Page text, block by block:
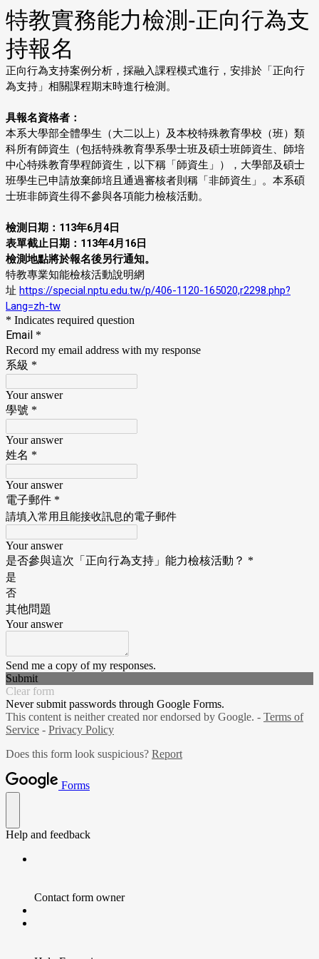
特教實務能力檢測-正向行為支
持報名
正向行為支持案例分析，採融入課程模式進行，安排於「正向行
為支持」相關課程期末時進行檢測。
具報名資格者：
本系大學部全體學生（大二以上）及本校特殊教育學校（班）類
科所有師資生（包括特殊教育學系學士班及碩士班師資生、師培
中心特殊教育學程師資生，以下稱「師資生」），大學部及碩士
班學生已申請放棄師培且通過審核者則稱「非師資生」。本系碩
士班非師資生得不參與各項能力檢核活動。
檢測日期：113年6月4日
表單截止日期：113年4月16日
檢測地點將於報名後另行通知。
特教專業知能檢核活動說明網
址 https://special.nptu.edu.tw/p/406-1120-165020,r2298.php?
Lang=zh-tw
* Indicates required question
Email *
Record my email address with my response
系級 *
Your answer
學號 *
Your answer
姓名 *
Your answer
電子郵件 *
請填入常用且能接收訊息的電子郵件
Your answer
是否參與這次「正向行為支持」能力檢核活動？ *
是
否
其他問題
Your answer
Send me a copy of my responses.
Submit
Clear form
Never submit passwords through Google Forms.
This content is neither created nor endorsed by Google. - Terms of
Service - Privacy Policy
Does this form look suspicious? Report
Forms
Help and feedback
Contact form owner